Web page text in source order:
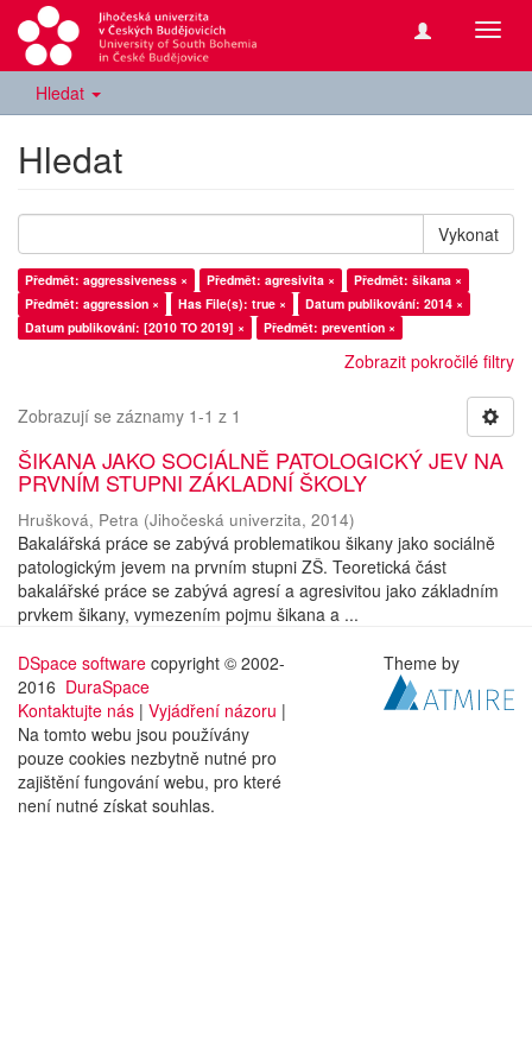
Hledat
Hledat
Vykonat
Předmět: aggressiveness × Předmět: agresivita ×
Předmět: šikana ×
Předmět: aggression ×
Has File(s): true ×
Datum publikování: 2014 ×
Datum publikování: [2010 TO 2019] ×
Předmět: prevention ×
Zobrazit pokročilé filtry
Zobrazují se záznamy 1-1 z 1
ŠIKANA JAKO SOCIÁLNĚ PATOLOGICKÝ JEV NA
PRVNÍM STUPNI ZÁKLADNÍ ŠKOLY
Hrušková, Petra (Jihočeská univerzita, 2014)
Bakalářská práce se zabývá problematikou šikany jako sociálně
patologickým jevem na prvním stupni ZŠ. Teoretická část
bakalářské práce se zabývá agresí a agresivitou jako základním
prvkem šikany, vymezením pojmu šikana a ...
DSpace software copyright © 2002-
2016 DuraSpace
Kontaktujte nás | Vyjádření názoru |
Na tomto webu jsou používány
pouze cookies nezbytně nutné pro
zajištění fungování webu, pro které
není nutné získat souhlas.
Theme by